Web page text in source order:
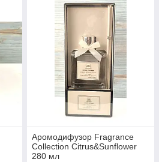
Аромодифузор Fragrance
Collection Citrus&Sunflower
280 мл